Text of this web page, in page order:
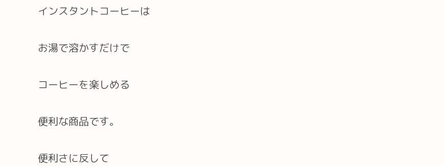
インスタントコーヒーは
お湯で溶かすだけで
コーヒーを楽しめる
便利な商品です。
便利さに反して